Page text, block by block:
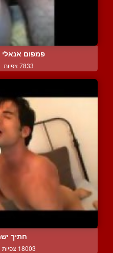
פמפום אנאלי
7833 צפיות
חתיך
18003 צפיות